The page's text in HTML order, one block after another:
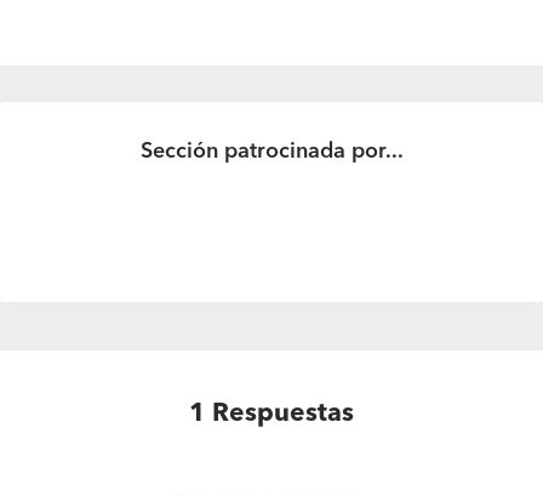
Sección patrocinada por...
1 Respuestas